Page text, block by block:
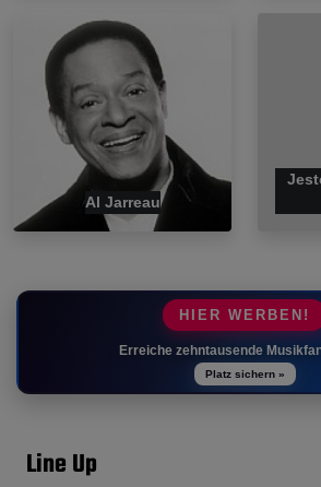
Al Jarreau
HIER WERBEN!
Erreiche zehntausende
Platz sichern »
Line Up